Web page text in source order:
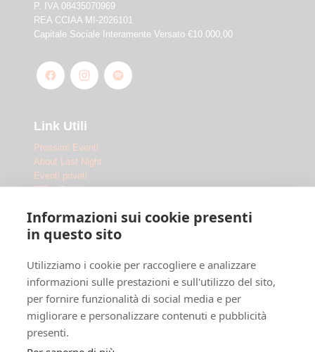
Informazioni sui cookie presenti
in questo sito
Utilizziamo i cookie per raccogliere e analizzare
informazioni sulle prestazioni e sull'utilizzo del sito,
per fornire funzionalità di social media e per
migliorare e personalizzare contenuti e pubblicità
presenti.
P. IVA 08435070969
REA CCIAA MI-2026101
Capitale Sociale Interamente Versato €10.000,00
Link Utili
Prossimi Eventi
About Last Night
Eventi privati
IED x Fabrique
Le Location
Ippodromo Snai San Siro
Ippodromo Snai La Maura
Dove siamo
F.A.Q.